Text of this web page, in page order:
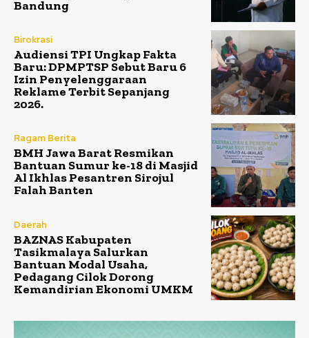
Bandung
Birokrasi
Audiensi TPI Ungkap Fakta
Baru: DPMPTSP Sebut Baru 6
Izin Penyelenggaraan
Reklame Terbit Sepanjang
2026.
Ragam Berita
BMH Jawa Barat Resmikan
Bantuan Sumur ke-18 di Masjid
Al Ikhlas Pesantren Sirojul
Falah Banten
Daerah
BAZNAS Kabupaten
Tasikmalaya Salurkan
Bantuan Modal Usaha,
Pedagang Cilok Dorong
Kemandirian Ekonomi UMKM